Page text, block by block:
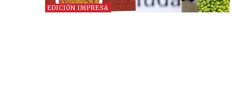
EDICIÓN IMPRESA